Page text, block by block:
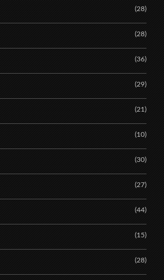
(28)
(28)
(36)
(29)
(21)
(10)
(30)
(27)
(44)
(15)
(28)